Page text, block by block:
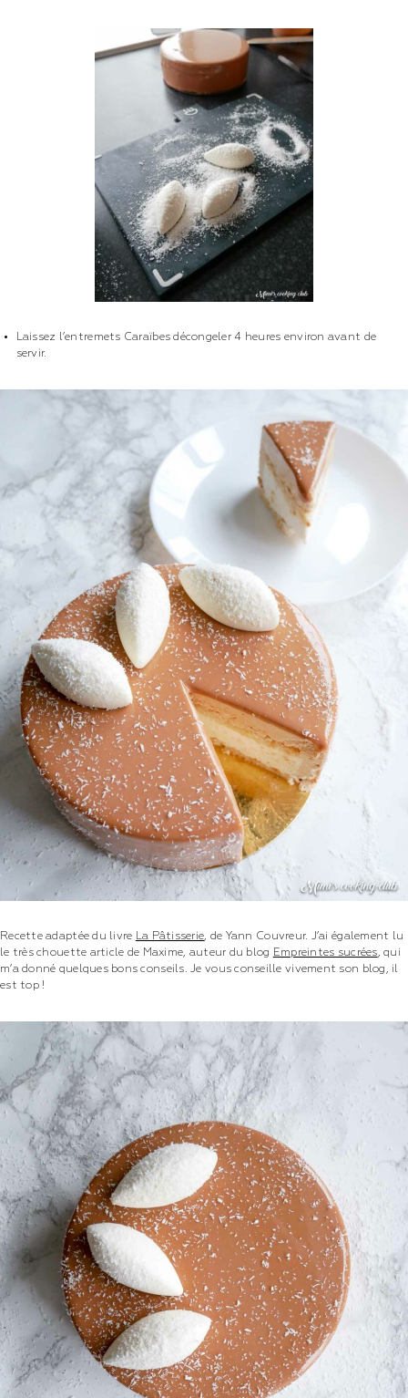
Laissez l’entremets Caraïbes décongeler 4 heures environ avant de
servir.
Recette adaptée du livre La Pâtisserie, de Yann Couvreur. J’ai également lu
le très chouette article de Maxime, auteur du blog Empreintes sucrées, qui
m’a donné quelques bons conseils. Je vous conseille vivement son blog, il
est top !